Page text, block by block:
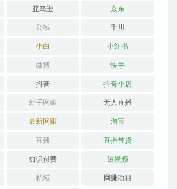
亚马逊 京东
公域 千川
小白 小红书
微博 快手
抖音 抖音小店
新手网赚 无人直播
最新网赚 淘宝
直播 直播带货
知识付费 短视频
私域 网赚项目